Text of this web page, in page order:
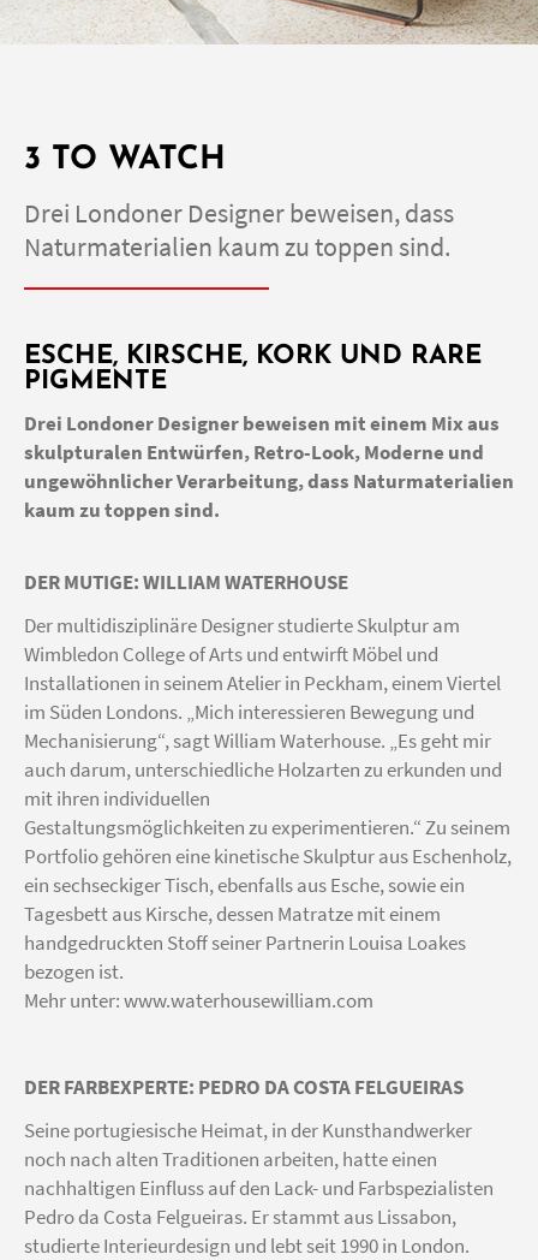
3 TO WATCH
Drei Londoner Designer beweisen, dass
Naturmaterialien kaum zu toppen sind.
ESCHE, KIRSCHE, KORK UND RARE
PIGMENTE
Drei Londoner Designer beweisen mit einem Mix aus
skulpturalen Entwürfen, Retro-Look, Moderne und
ungewöhnlicher Verarbeitung, dass Naturmaterialien
kaum zu toppen sind.
DER MUTIGE: WILLIAM WATERHOUSE
Der multidisziplinäre Designer studierte Skulptur am
Wimbledon College of Arts und entwirft Möbel und
Installationen in seinem Atelier in Peckham, einem Viertel
im Süden Londons. „Mich interessieren Bewegung und
Mechanisierung“, sagt William Waterhouse. „Es geht mir
auch darum, unterschiedliche Holzarten zu erkunden und
mit ihren individuellen
Gestaltungsmöglichkeiten zu experimentieren.“ Zu seinem
Portfolio gehören eine kinetische Skulptur aus Eschenholz,
ein sechseckiger Tisch, ebenfalls aus Esche, sowie ein
Tagesbett aus Kirsche, dessen Matratze mit einem
handgedruckten Stoff seiner Partnerin Louisa Loakes
bezogen ist.
Mehr unter:www.waterhousewilliam.com
DER FARBEXPERTE: PEDRO DA COSTA FELGUEIRAS
Seine portugiesische Heimat, in der Kunsthandwerker
noch nach alten Traditionen arbeiten, hatte einen
nachhaltigen Einfluss auf den Lack- und Farbspezialisten
Pedro da Costa Felgueiras. Er stammt aus Lissabon,
studierte Interieurdesign und lebt seit 1990 in London.